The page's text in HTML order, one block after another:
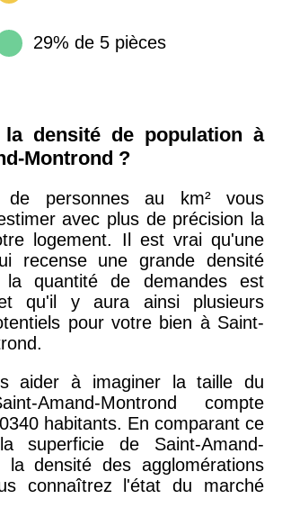
29% de 5 pièces
la densité de population à
Montrond ?
de personnes au km² vous
avec plus de précision la
logement. Il est vrai qu'une
recense une grande densité
la quantité de demandes est
qu'il y aura ainsi plusieurs
pour votre bien à Saint-
aider à imaginer la taille du
Amand-Montrond compte
habitants. En comparant ce
superficie de Saint-Amand-
la densité des agglomérations
connaîtrez l'état du marché